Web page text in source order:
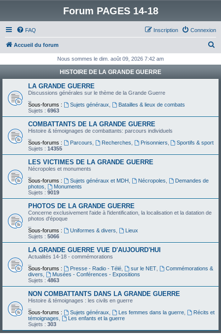
Forum PAGES 14-18
FAQ Connexion
Inscription
Accueil du forum
h
c
Nous sommes le dim. août 09, 2026 7:42 am
HISTOIRE DE LA GRANDE GUERRE
LA GRANDE GUERRE
Discussions générales sur le thème de la Grande Guerre
Sous-forums :
Sujets généraux
Batailles & lieux de combats
Sujets : 6963
COMBATTANTS DE LA GRANDE GUERRE
Histoire & témoignages de combattants: parcours individuels
Sous-forums :
Parcours Recherches Prisonniers
Sportifs & sport
Sujets : 14355
LES VICTIMES DE LA GRANDE GUERRE
Nécropoles et monuments
Sous-forums :
Sujets généraux et MDH Nécropoles
Demandes de
photos
Monuments
Sujets : 9019
PHOTOS DE LA GRANDE GUERRE
Concerne exclusivement l'aide à l'identification, la localisation et la datation de
photos d'époque
Sous-forums :
Uniformes & divers
Lieux
Sujets : 5066
LA GRANDE GUERRE VUE D'AUJOURD'HUI
Actualités 14-18 - commémorations
Sous-forums :
Presse - Radio - Télé, sur le NET,
Commémorations &
divers
Musées - Conférences - Expositions
Sujets : 4863
NON COMBATTANTS DANS LA GRANDE GUERRE
Histoire & témoignages : les civils en guerre
Sous-forums :
Sujets généraux Les femmes dans la guerre,
Récits et
témoignages
Les enfants et la guerre
Sujets : 303